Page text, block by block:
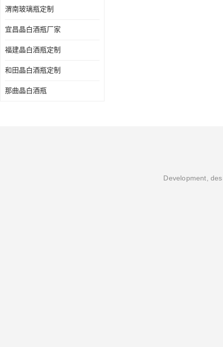
渭南玻璃瓶定制
宜昌晶白酒瓶厂家
福建晶白酒瓶定制
和田晶白酒瓶定制
那曲晶白酒瓶
Development,